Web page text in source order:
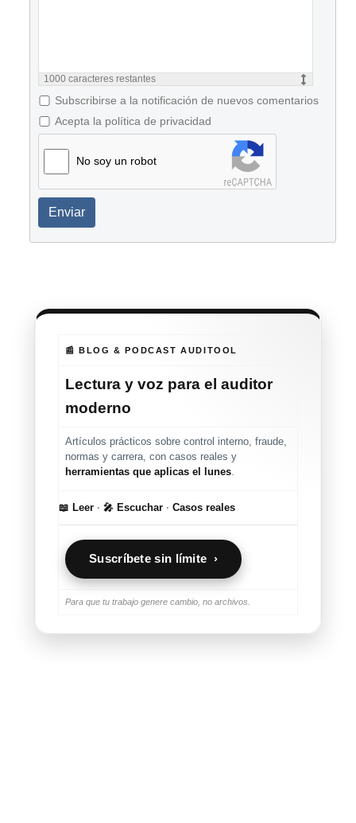
1000 caracteres restantes
Subscribirse a la notificación de nuevos comentarios
Acepta la política de privacidad
No soy un robot
Enviar
📰 BLOG & PODCAST AUDITOOL
Lectura y voz para el auditor
moderno
Artículos prácticos sobre control interno, fraude,
normas y carrera, con casos reales y
herramientas que aplicas el lunes.
📖 Leer · 🎤 Escuchar · Casos reales
Suscríbete sin límite ›
Para que tu trabajo genere cambio, no archivos.